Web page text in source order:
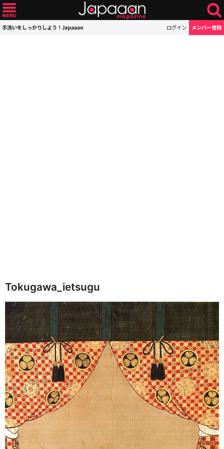
手洗いをしっかりしよう！Japaaan ログイン メンバー登録
Tokugawa_ietsugu